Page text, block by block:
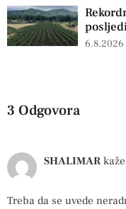
6.8.2026
3 Odgovora
SHALIMAR
Treba da se uvede